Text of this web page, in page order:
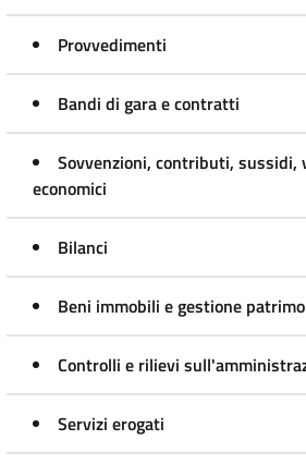
Provvedimenti
Bandi di gara e contratti
Sovvenzioni, contributi, sussidi,
economici
Bilanci
Beni immobili e gestione
Controlli e rilievi
Servizi erogati